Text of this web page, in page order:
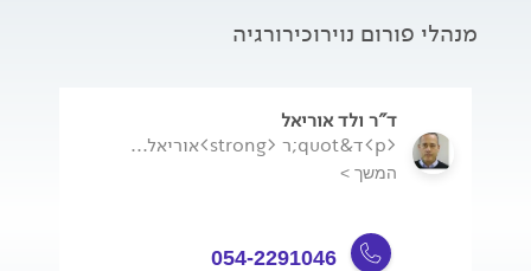
מנהלי פורום נוירוכירורגיה
ד"ר ולד אוריאל
<p>ד&quot;ר <strong>אוריאל...
המשך >
054-2291046